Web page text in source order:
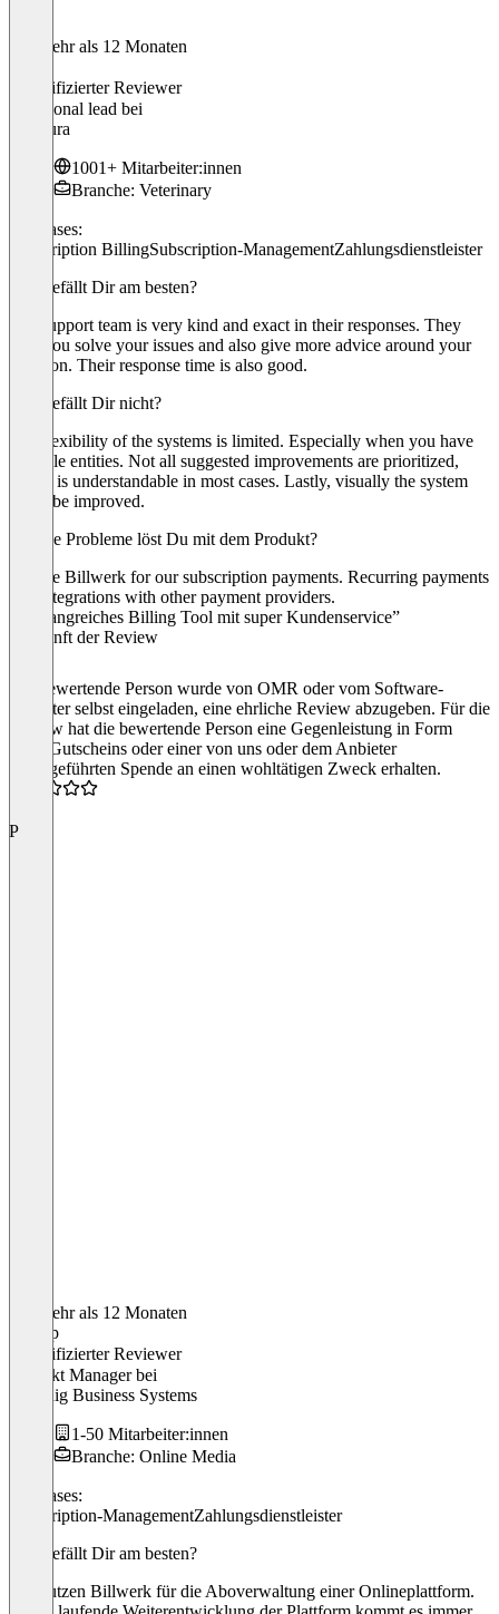
Vor mehr als 12 Monaten
Verifizierter Reviewer
Functional lead bei
AniCura
1001+ Mitarbeiter:innen
Branche: Veterinary
Use cases:
Subscription BillingSubscription-ManagementZahlungsdienstleister
Was gefällt Dir am besten?
The support team is very kind and exact in their responses. They
help you solve your issues and also give more advice around your
question. Their response time is also good.
Was gefällt Dir nicht?
The flexibility of the systems is limited. Especially when you have
multiple entities. Not all suggested improvements are prioritized,
which is understandable in most cases. Lastly, visually the system
could be improved.
Welche Probleme löst Du mit dem Produkt?
We use Billwerk for our subscription payments. Recurring payments
and integrations with other payment providers.
“Umfangreiches Billing Tool mit super Kundenservice”
Herkunft der Review
Die bewertende Person wurde von OMR oder vom Software-
Anbieter selbst eingeladen, eine ehrliche Review abzugeben. Für die
Review hat die bewertende Person eine Gegenleistung in Form
eines Gutscheins oder einer von uns oder dem Anbieter
durchgeführten Spende an einen wohltätigen Zweck erhalten.
P
Vor mehr als 12 Monaten
Philipp
Verifizierter Reviewer
Produkt Managerbei
Grundig Business Systems
1-50 Mitarbeiter:innen
Branche: Online Media
Use cases:
Subscription-ManagementZahlungsdienstleister
Was gefällt Dir am besten?
Wir nutzen Billwerk für die Aboverwaltung einer Onlineplattform.